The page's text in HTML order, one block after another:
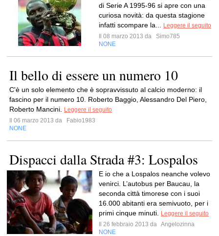
di Serie A 1995-96 si apre con una
curiosa novità: da questa stagione
infatti scompare la...
Leggere il seguito
Il 08 marzo 2013 da
Simo785
NONE
Il bello di essere un numero 10
C'è un solo elemento che è sopravvissuto al calcio moderno: il
fascino per il numero 10. Roberto Baggio, Alessandro Del Piero,
Roberto Mancini.
Leggere il seguito
Il 06 marzo 2013 da
Fabio1983
NONE
Dispacci dalla Strada #3: Lospalos
E io che a Lospalos neanche volevo
venirci. L’autobus per Baucau, la
seconda città timorese con i suoi
16.000 abitanti era semivuoto, per i
primi cinque minuti.
Leggere il seguito
Il 26 febbraio 2013 da Angelozinna
NONE